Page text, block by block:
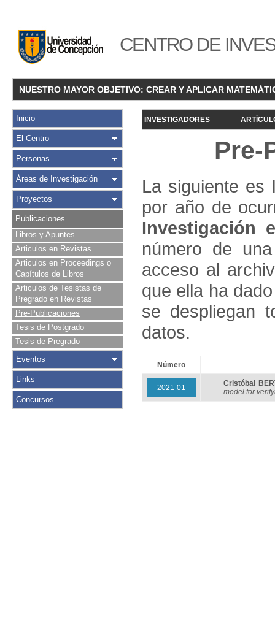
CENTRO DE
NUESTRO MAYOR OBJETIVO: CREAR Y APLICAR
Inicio
El Centro
Personas
Áreas de Investigación
Proyectos
Publicaciones
Libros y Apuntes
Articulos en Revistas
Articulos en Proceedings o
Capítulos de Libros
Articulos de Tesistas de
Pregrado en Revistas
Pre-Publicaciones
Tesis de Postgrado
Tesis de Pregrado
Eventos
Links
Concursos
INVESTIGADORES
Pre-
La siguiente es
por año de
Investigación
número de
acceso al
que ella ha
se despliegan
datos.
Número
2021-01
Cristóbal
model for